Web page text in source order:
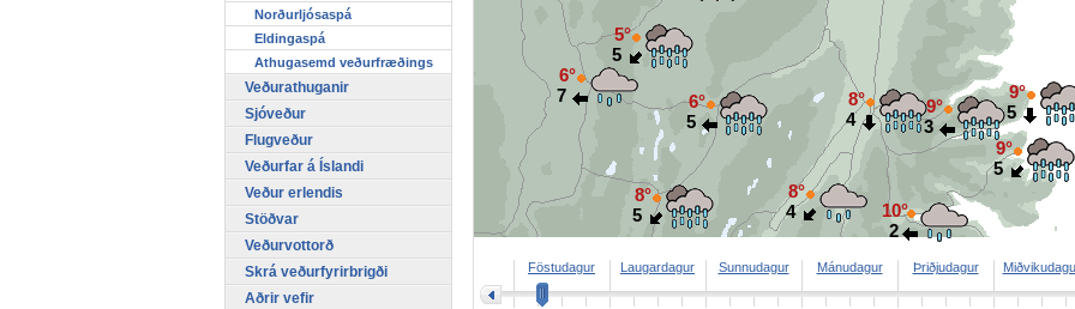
9°
5
8°
4
6°
7
5°
5
9°
3
6°
5
10°
2
8°
4
8°
5
9°
5
Föstudagur Laugardagur Sunnudagur Mánudagur Þriðjudagur
Norðurljósaspá
Eldingaspá
Athugasemd veðurfræðings
Veðurathuganir
Sjóveður
Flugveður
Veðurfar á Íslandi
Veður erlendis
Stöðvar
Veðurvottorð
Skrá veðurfyrirbrigði
Aðrir vefir